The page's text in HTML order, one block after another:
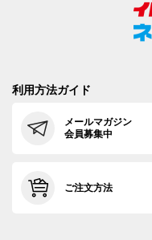
利用方法ガイド
メールマガジン
会員募集中
ご注文方法